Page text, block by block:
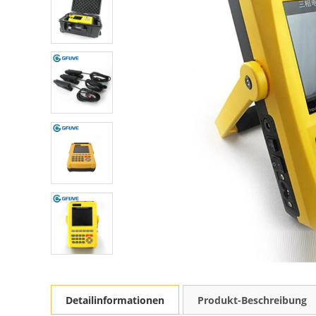
Detailinformationen Produkt-Beschreibung